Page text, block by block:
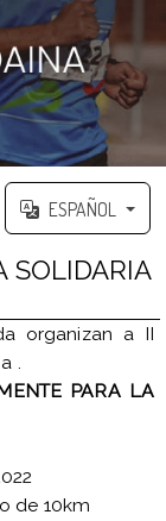
ESPAÑOL
SOLIDARIA
organizan a II
.
PARA LA
de 10km